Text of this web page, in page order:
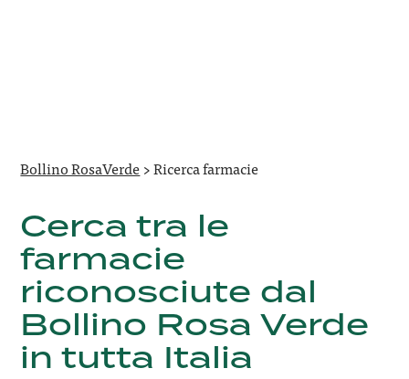
Bollino RosaVerde>Ricerca farmacie
Cerca tra le
farmacie
riconosciute dal
Bollino Rosa Verde
in tutta Italia